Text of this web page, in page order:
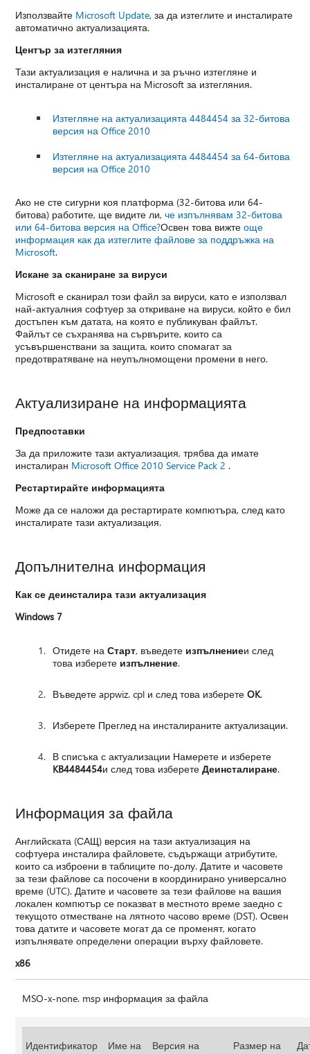
Използвайте Microsoft Update, за да изтеглите и инсталирате
автоматично актуализацията.
Център за изтегляния
Тази актуализация е налична и за ръчно изтегляне и
инсталиране от центъра на Microsoft за изтегляния.
Изтегляне на актуализацията 4484454 за 32-битова
версия на Office 2010
Изтегляне на актуализацията 4484454 за 64-битова
версия на Office 2010
Ако не сте сигурни коя платформа (32-битова или 64-
битова) работите, ще видите ли,че изпълнявам 32-битова
или 64-битова версия на Office?Освен това вижтеоще
информация как да изтеглите файлове за поддръжка на
Microsoft.
Искане за сканиране за вируси
Microsoft е сканирал този файл за вируси, като е използвал
най-актуалния софтуер за откриване на вируси, който е бил
достъпен към датата, на която е публикуван файлът.
Файлът се съхранява на сървърите, които са
усъвършенствани за защита, които спомагат за
предотвратяване на неупълномощени промени в него.
Актуализиране на информацията
Предпоставки
За да приложите тази актуализация, трябва да имате
инсталиран Microsoft Office 2010 Service Pack 2 .
Рестартирайте информацията
Може да се наложи да рестартирате компютъра, след като
инсталирате тази актуализация.
Допълнителна информация
Как се деинсталира тази актуализация
Windows 7
Отидете наСтарт, въведете изпълнениеи след
това изберете изпълнение.
Въведете appwiz. cpl и след това изберетеOK.
Изберете Преглед на инсталираните актуализации.
В списъка с актуализации Намерете и изберете
KB4484454и след това изберетеДеинсталиране.
Информация за файла
Английската (САЩ) версия на тази актуализация на
софтуера инсталира файловете, съдържащи атрибутите,
които са изброени в таблиците по-долу. Датите и часовете
за тези файлове са посочени в координирано универсално
време (UTC). Датите и часовете за тези файлове на вашия
локален компютър се показват в местното време заедно с
текущото отместване на лятното часово време (DST). Освен
това датите и часовете могат да се променят, когато
изпълнявате определени операции върху файловете.
x86
MSO-x-none. msp информация за файла
Идентификатор
Име на
Версия на
Размер на